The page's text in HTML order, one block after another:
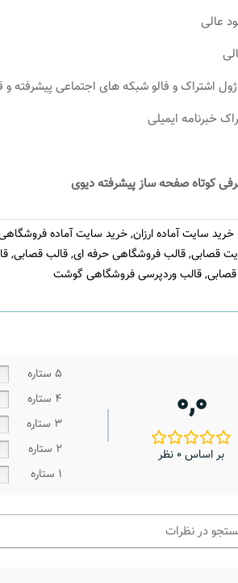
عالی
اشتراک و فالو شبکه های اجتماعی پیشرفته
خبرنامه ایمیلی
کوتاه صفحه ساز پیشرفته دیوی
خرید سایت آماده ارزان,خرید سایت آماده
قصابی,قالب فروشگاهی حرفه ای,قالب قصابی,
,قالب وردپرسی فروشگاهی گوشت
0,0
بر اساس 0 نظر
5 ستاره
4 ستاره
3 ستاره
2 ستاره
1 ستاره